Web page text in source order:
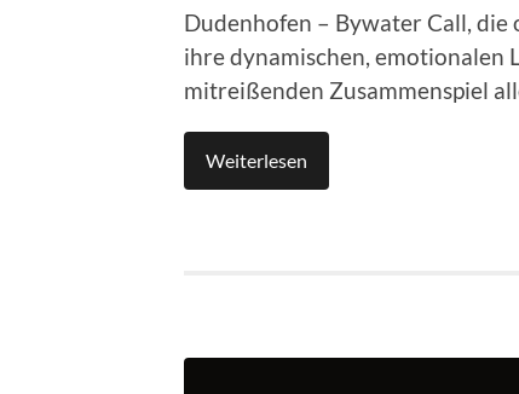
Dudenhofen – Bywater Call,
ihre dynamischen, emotionalen
mitreißenden Zusammenspiel
Weiterlesen